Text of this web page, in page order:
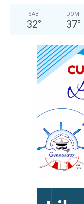
SAB
32°
DOM
37°